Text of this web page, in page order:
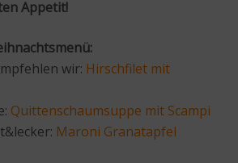
Appetit!
wir: Hirschfilet mit
Quittenschaumsuppe mit Scampi
Maroni Granatapfel